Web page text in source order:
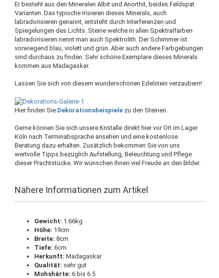
Er besteht aus den Mineralen Albit und Anorthit, beides Feldspat
Varianten. Das typische Irisieren dieses Minerals, auch
labradorisieren genannt, entsteht durch Interferenzen und
Spiegelungen des Lichts. Steine welche in allen Spektralfarben
labradorisieren nennt man auch Spektrolith. Der Schimmer ist
vorwiegend blau, violett und grün. Aber auch andere Farbgebungen
sind durchaus zu finden. Sehr schöne Exemplare dieses Minerals
kommen aus Madagaskar.
Lassen Sie sich von diesem wunderschönen Edelstein verzaubern!
Hier finden Sie Dekorationsbeispiele zu den Steinen.
Gerne können Sie sich unsere Kristalle direkt hier vor Ort im Lager
Köln nach Terminabsprache ansehen und eine kostenlose
Beratung dazu erhalten. Zusätzlich bekommen Sie von uns
wertvolle Tipps bezüglich Aufstellung, Beleuchtung und Pflege
dieser Prachtstücke. Wir wünschen Ihnen viel Freude an den Bilder.
Nähere Informationen zum Artikel
Gewicht: 1.66kg
Höhe: 19cm
Breite: 8cm
Tiefe: 6cm
Herkunft: Madagaskar
Qualität: sehr gut
Mohshärte: 6 bis 6.5